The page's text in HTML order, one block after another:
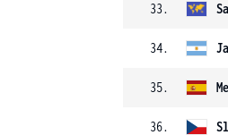
33.
34.
35.
36.